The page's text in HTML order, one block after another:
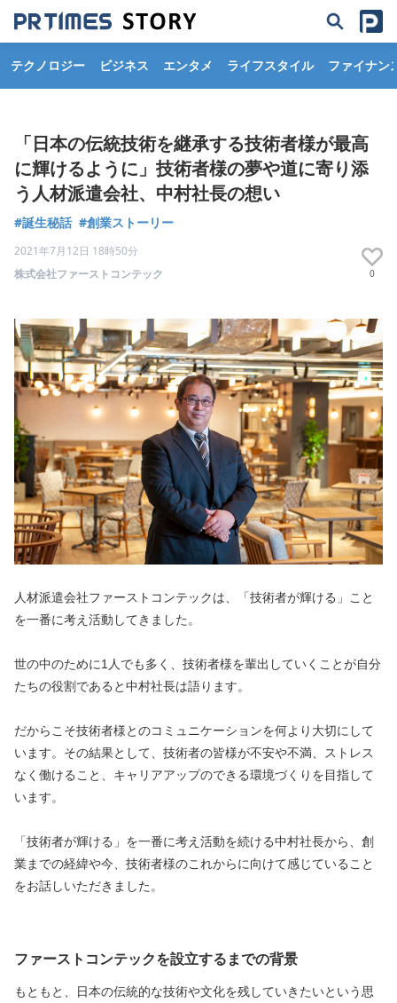
テクノロジー ビジネス エンタメ ライフスタイル ファイナン
「日本の伝統技術を継承する技術者様が最高
に輝けるように」技術者様の夢や道に寄り添
う人材派遣会社、中村社長の想い
#誕生秘話 #創業ストーリー
2021年7月12日 18時50分
株式会社ファーストコンテック
0
人材派遣会社ファーストコンテックは、「技術者が輝ける」こと
を一番に考え活動してきました。
世の中のために1人でも多く、技術者様を輩出していくことが自分
たちの役割であると中村社長は語ります。
だからこそ技術者様とのコミュニケーションを何より大切にして
います。その結果として、技術者の皆様が不安や不満、ストレス
なく働けること、キャリアアップのできる環境づくりを目指して
います。
「技術者が輝ける」を一番に考え活動を続ける中村社長から、創
業までの経緯や今、技術者様のこれからに向けて感じていること
をお話しいただきました。
ファーストコンテックを設立するまでの背景
もともと、日本の伝統的な技術や文化を残していきたいという思